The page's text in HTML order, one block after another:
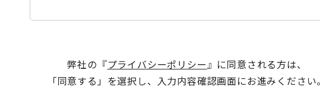
弊社の『プライバシーポリシー』に同意される方は、
「同意する」を選択し、入力内容確認画面にお進みください